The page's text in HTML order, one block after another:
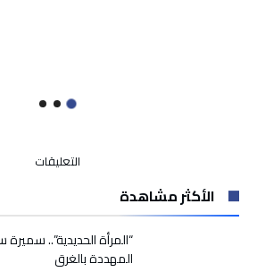
التعليقات
واكال،،
تحتفل
برأس
الأكثر مشاهدة
المهددة بالغرق